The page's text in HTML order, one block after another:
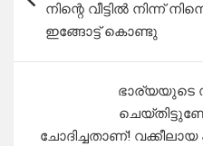
നിന്റെ വീട്ടിൽ നിന്ന്
ഇങ്ങോട്ട് കൊണ്ടു
ഭാര്യയുടെ
ചോദിച്ചതാണ്!